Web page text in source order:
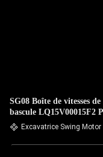
SG08 Boîte de vitesses
bascule LQ15V00015F2
Excavatrice Swing Motor